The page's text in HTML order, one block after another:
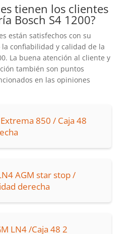
tienen los clientes
Bosch S4 1200?
están satisfechos con su
confiabilidad y calidad de la
La buena atención al cliente y
también son puntos
en las opiniones
850 / Caja 48
AGM star stop /
derecha
LN4 /Caja 48 2